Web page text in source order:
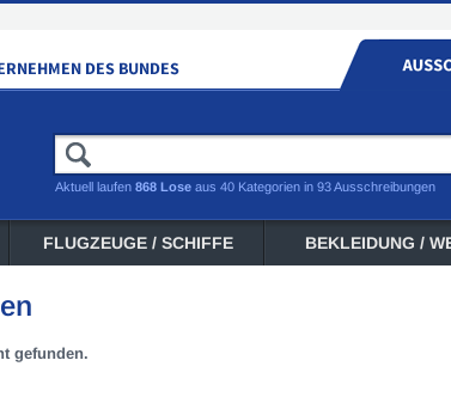
Aktuell laufen 868 Lose aus 40 Kategorien in 93 Ausschreibungen
FLUGZEUGE / SCHIFFE BEKLEIDUNG /
gefunden.